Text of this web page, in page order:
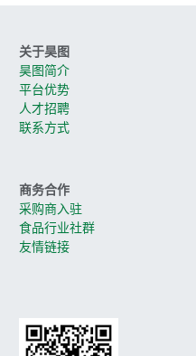
关于昊图
昊图简介
平台优势
人才招聘
联系方式
商务合作
采购商入驻
食品行业社群
友情链接